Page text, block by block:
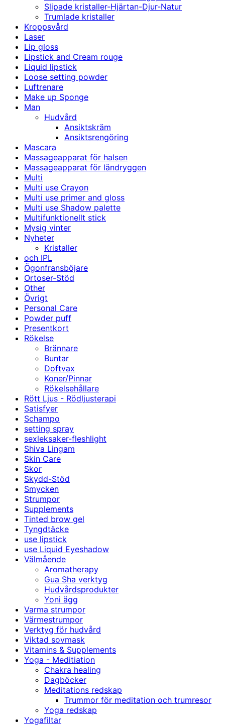
Slipade kristaller-Hjärtan-Djur-Natur
Trumlade kristaller
Kroppsvård
Laser
Lip gloss
Lipstick and Cream rouge
Liquid lipstick
Loose setting powder
Luftrenare
Make up Sponge
Man
Hudvård
Ansiktskräm
Ansiktsrengöring
Mascara
Massageapparat för halsen
Massageapparat för ländryggen
Multi
Multi use Crayon
Multi use primer and gloss
Multi use Shadow palette
Multifunktionellt stick
Mysig vinter
Nyheter
Kristaller
och IPL
Ögonfransböjare
Ortoser-Stöd
Other
Övrigt
Personal Care
Powder puff
Presentkort
Rökelse
Brännare
Buntar
Doftvax
Koner/Pinnar
Rökelsehållare
Rött Ljus - Rödljusterapi
Satisfyer
Schampo
setting spray
sexleksaker-fleshlight
Shiva Lingam
Skin Care
Skor
Skydd-Stöd
Smycken
Strumpor
Supplements
Tinted brow gel
Tyngdtäcke
use lipstick
use Liquid Eyeshadow
Välmående
Aromatherapy
Gua Sha verktyg
Hudvårdsprodukter
Yoni ägg
Varma strumpor
Värmestrumpor
Verktyg för hudvård
Viktad sovmask
Vitamins & Supplements
Yoga - Meditiation
Chakra healing
Dagböcker
Meditations redskap
Trummor för meditation och trumresor
Yoga redskap
Yogafiltar